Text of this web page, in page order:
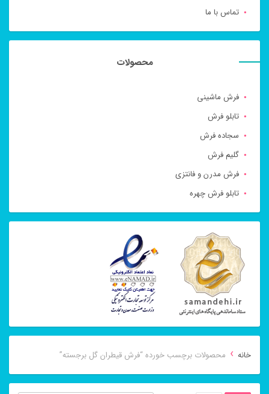
تماس با ما
محصولات
فرش ماشینی
تابلو فرش
سجاده فرش
گلیم فرش
فرش مدرن و فانتزی
تابلو فرش چهره
خانه › محصولات برچسب خورده “فرش قیطران گل برجسته”